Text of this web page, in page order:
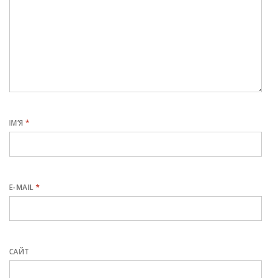
ІМ’Я*
E-MAIL*
САЙТ